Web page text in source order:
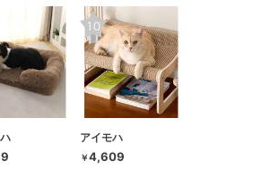
アイモハ
￥4,609